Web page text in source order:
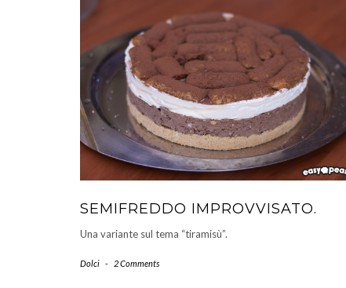
SEMIFREDDO IMPROVVISATO.
Una variante sul tema “tiramisù”.
Dolci - 2 Comments